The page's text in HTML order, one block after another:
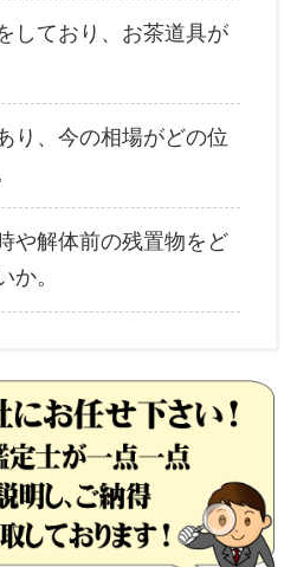
しており、お茶道具が
り、今の相場がどの位
や解体前の残置物をど
か。